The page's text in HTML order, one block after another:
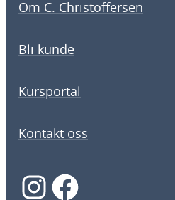
Om C. Christoffersen
Bli kunde
Kursportal
Kontakt oss
InstagramFacebook